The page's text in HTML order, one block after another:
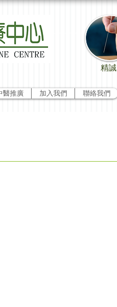
精誠
醫推廣 加入我們 聯絡我們